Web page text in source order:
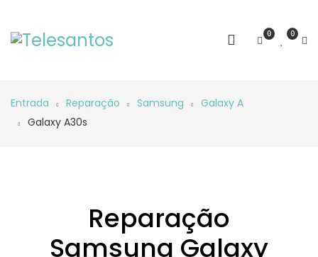
0 0
Entrada Reparação Samsung
Galaxy A
Galaxy A30s
Reparação
Samsung Galaxy